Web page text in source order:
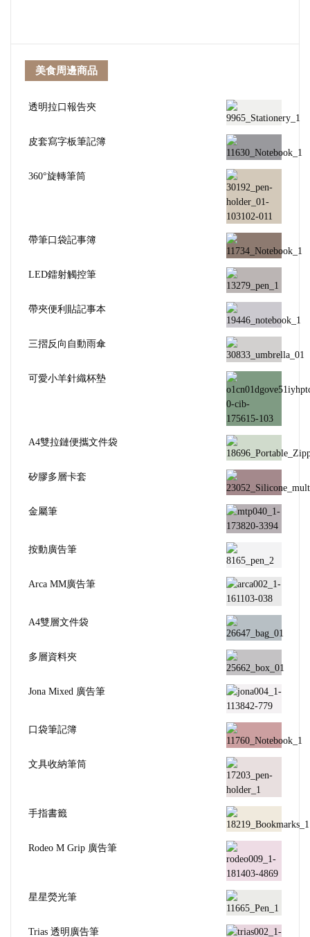
美食周邊商品
透明拉口報告夾
皮套寫字板筆記簿
360°旋轉筆筒
帶筆口袋記事簿
LED鐳射觸控筆
帶夾便利貼記事本
三摺反向自動雨傘
可愛小羊針織杯墊
A4雙拉鏈便攜文件袋
矽膠多層卡套
金屬筆
按動廣告筆
Arca MM廣告筆
A4雙層文件袋
多層資料夾
Jona Mixed 廣告筆
口袋筆記簿
文具收納筆筒
手指書籤
Rodeo M Grip 廣告筆
星星熒光筆
Trias 透明廣告筆